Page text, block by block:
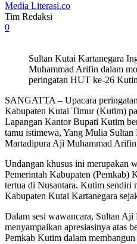
Media Literasi.co
Tim Redaksi
0
Sultan Kutai Kartanegara
Muhammad Arifin dalam
peringatan HUT ke-26
SANGATTA – Upacara
Kabupaten Kutai Timur (Kutim)
Lapangan Kantor Bupati Kutim
tamu istimewa, Yang Mulia
Martadipura Aji Muhammad Arifin
Undangan khusus ini merupakan
Pemerintah Kabupaten (Pemkab)
tertua di Nusantara. Kutim sendiri
Kabupaten Kutai Kartanegara
Dalam sesi wawancara, Sultan
menyampaikan apresiasinya atas
Pemkab Kutim dalam membangun